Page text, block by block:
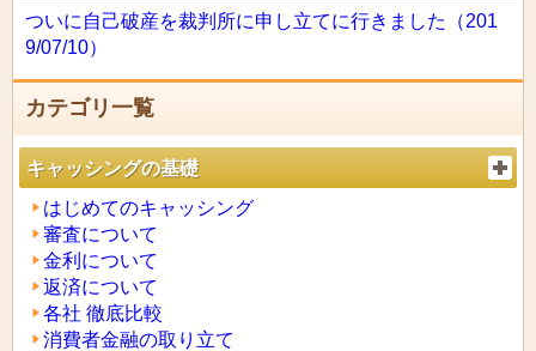
ついに自己破産を裁判所に申し立てに行きました（201
9/07/10）
カテゴリ一覧
キャッシングの基礎
はじめてのキャッシング
審査について
金利について
返済について
各社 徹底比較
消費者金融の取り立て